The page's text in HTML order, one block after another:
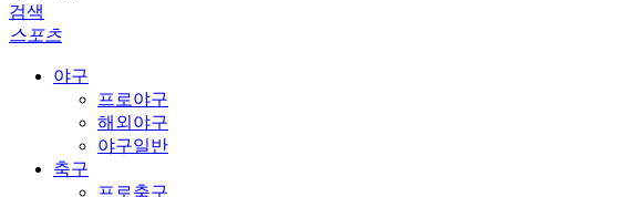
검색
스포츠
야구
프로야구
해외야구
야구일반
축구
프로축구